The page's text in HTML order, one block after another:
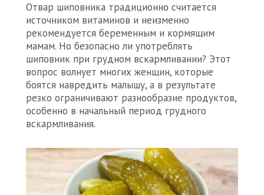
Отвар шиповника традиционно считается
источником витаминов и неизменно
рекомендуется беременным и кормящим
мамам. Но безопасно ли употреблять
шиповник при грудном вскармливании? Этот
вопрос волнует многих женщин, которые
боятся навредить малышу, а в результате
резко ограничивают разнообразие продуктов,
особенно в начальный период грудного
вскармливания.